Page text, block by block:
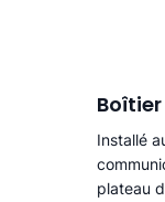
Installé
plateau